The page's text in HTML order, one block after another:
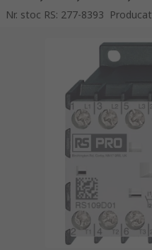
Nr. stoc RS: 277-8393